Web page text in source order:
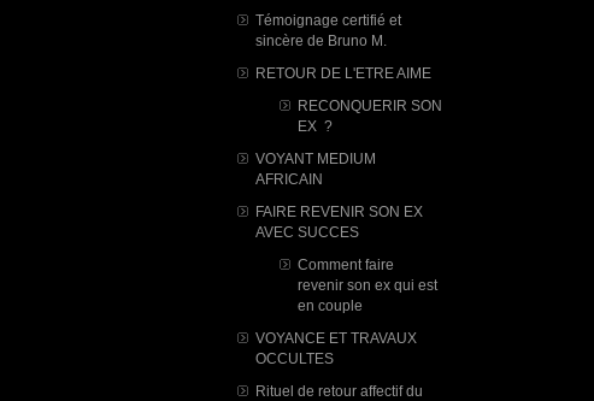
Témoignage certifié et
sincère de Bruno M.
RETOUR DE L'ETRE AIME
RECONQUERIR SON
EX ?
VOYANT MEDIUM
AFRICAIN
FAIRE REVENIR SON EX
AVEC SUCCES
Comment faire
revenir son ex qui est
en couple
VOYANCE ET TRAVAUX
OCCULTES
Rituel de retour affectif du